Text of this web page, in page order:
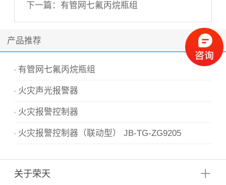
下一篇：有管网七氟丙烷瓶组
产品推荐
有管网七氟丙烷瓶组
火灾声光报警器
火灾报警控制器
火灾报警控制器（联动型） JB-TG-ZG9205
关于荣天